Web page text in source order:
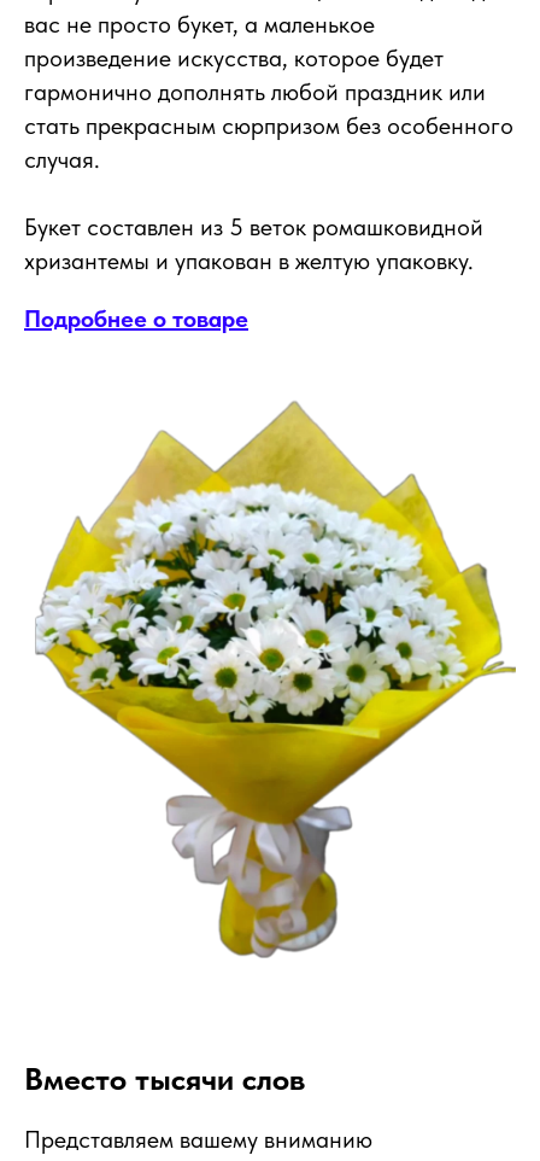
вас не просто букет, а маленькое
произведение искусства, которое будет
гармонично дополнять любой праздник или
стать прекрасным сюрпризом без особенного
случая.
Букет составлен из 5 веток ромашковидной
хризантемы и упакован в желтую упаковку.
Подробнее о товаре
Вместо тысячи слов
Представляем вашему вниманию